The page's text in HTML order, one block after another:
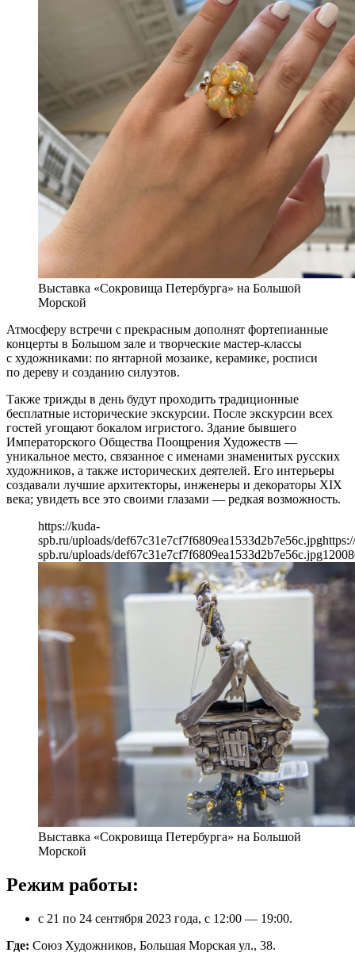
Выставка «Сокровища Петербурга» на Большой
Морской
Атмосферу встречи с прекрасным дополнят фортепианные
концерты в Большом зале и творческие мастер-классы
с художниками: по янтарной мозаике, керамике, росписи
по дереву и созданию силуэтов.
Также трижды в день будут проходить традиционные
бесплатные исторические экскурсии. После экскурсии всех
гостей угощают бокалом игристого. Здание бывшего
Императорского Общества Поощрения Художеств —
уникальное место, связанное с именами знаменитых русских
художников, а также исторических деятелей. Его интерьеры
создавали лучшие архитекторы, инженеры и декораторы XIX
века; увидеть все это своими глазами — редкая возможность.
https://kuda-
spb.ru/uploads/def67c31e7cf7f6809ea1533d2b7e56c.jpg
spb.ru/uploads/def67c31e7cf7f6809ea1533d2b7e56c.jpg1200
Выставка «Сокровища Петербурга» на Большой
Морской
Режим работы:
с 21 по 24 сентября 2023 года, с 12:00 — 19:00.
Где: Союз Художников, Большая Морская ул., 38.